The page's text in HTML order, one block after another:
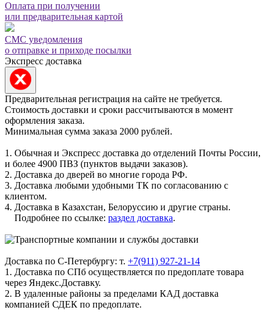
Оплата при получении
или предварительная картой
СМС уведомления
о отправке и приходе посылки
Экспресс доставка
Предварительная регистрация на сайте не требуется.
Стоимость доставки и сроки рассчитываются в момент
оформления заказа.
Минимальная сумма заказа 2000 рублей.
1. Обычная и Экспресс доставка до отделений Почты России,
и более 4900 ПВЗ (пунктов выдачи заказов).
2. Доставка до дверей во многие города РФ.
3. Доставка любыми удобными ТК по согласованию с
клиентом.
4. Доставка в Казахстан, Белоруссию и другие страны.
Подробнее по ссылке: раздел доставка.
Доставка по С-Петербургу: т. +7(911) 927-21-14
1. Доставка по СПб осуществляется по предоплате товара
через Яндекс.Доставку.
2. В удаленные районы за пределами КАД доставка
компанией СДЕК по предоплате.